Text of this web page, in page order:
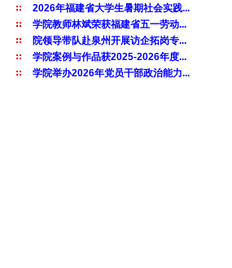
2026年福建省大学生暑期社会实践...
学院教师林斌荣获福建省五一劳动...
院领导带队赴泉州开展访企拓岗专...
学院案例与作品获2025-2026年度...
学院举办2026年党员干部政治能力...